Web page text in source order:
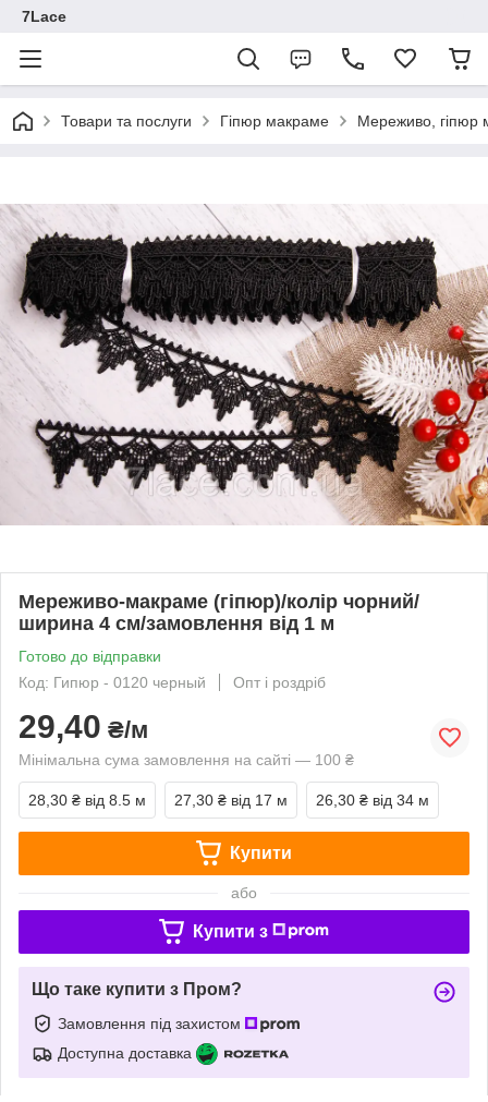
7Lace
Товари та послуги Гіпюр макраме Мереживо, гіпюр
Мереживо-макраме (гіпюр)/колір чорний/
ширина 4 см/замовлення від 1 м
Готово до відправки
Код: Гипюр - 0120 черный
Опт і роздріб
29,40 ₴/м
Мінімальна сума замовлення на сайті — 100 ₴
28,30 ₴ від 8.5 м 27,30 ₴ від 17 м 26,30 ₴ від 34 м
Купити
або
Купити з
Що таке купити з Пром?
Замовлення під захистом
Доступна доставка